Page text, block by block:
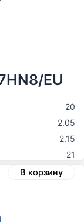
EU
20
2.05
2.15
21
В корзину